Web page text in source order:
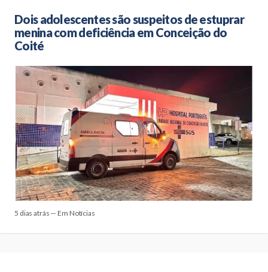
Dois adolescentes são suspeitos de estuprar
menina com deficiência em Conceição do
Coité
5 dias atrás — Em Notícias